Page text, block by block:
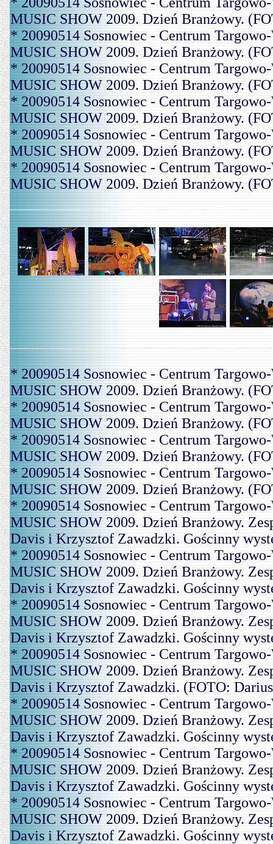
MUSIC SHOW 2009. Dzień Branżowy.
* 20090514 Sosnowiec - Centrum
MUSIC SHOW 2009. Dzień Branżowy.
* 20090514 Sosnowiec - Centrum
MUSIC SHOW 2009. Dzień Branżowy.
* 20090514 Sosnowiec - Centrum
MUSIC SHOW 2009. Dzień Branżowy.
* 20090514 Sosnowiec - Centrum
MUSIC SHOW 2009. Dzień Branżowy.
* 20090514 Sosnowiec - Centrum
MUSIC SHOW 2009. Dzień Branżowy.
* 20090514 Sosnowiec - Centrum
MUSIC SHOW 2009. Dzień Branżowy.
* 20090514 Sosnowiec - Centrum
MUSIC SHOW 2009. Dzień Branżowy.
* 20090514 Sosnowiec - Centrum
MUSIC SHOW 2009. Dzień Branżowy.
* 20090514 Sosnowiec - Centrum
MUSIC SHOW 2009. Dzień Branżowy.
* 20090514 Sosnowiec - Centrum
MUSIC SHOW 2009. Dzień Branżowy.
Davis i Krzysztof Zawadzki. Gościnny
* 20090514 Sosnowiec - Centrum
MUSIC SHOW 2009. Dzień Branżowy.
Davis i Krzysztof Zawadzki. Gościnny
* 20090514 Sosnowiec - Centrum
MUSIC SHOW 2009. Dzień Branżowy.
Davis i Krzysztof Zawadzki. Gościnny
* 20090514 Sosnowiec - Centrum
MUSIC SHOW 2009. Dzień Branżowy.
Davis i Krzysztof Zawadzki. (FOTO:
* 20090514 Sosnowiec - Centrum
MUSIC SHOW 2009. Dzień Branżowy.
Davis i Krzysztof Zawadzki. Gościnny
* 20090514 Sosnowiec - Centrum
MUSIC SHOW 2009. Dzień Branżowy.
Davis i Krzysztof Zawadzki. Gościnny
* 20090514 Sosnowiec - Centrum
MUSIC SHOW 2009. Dzień Branżowy.
Davis i Krzysztof Zawadzki. Gościnny